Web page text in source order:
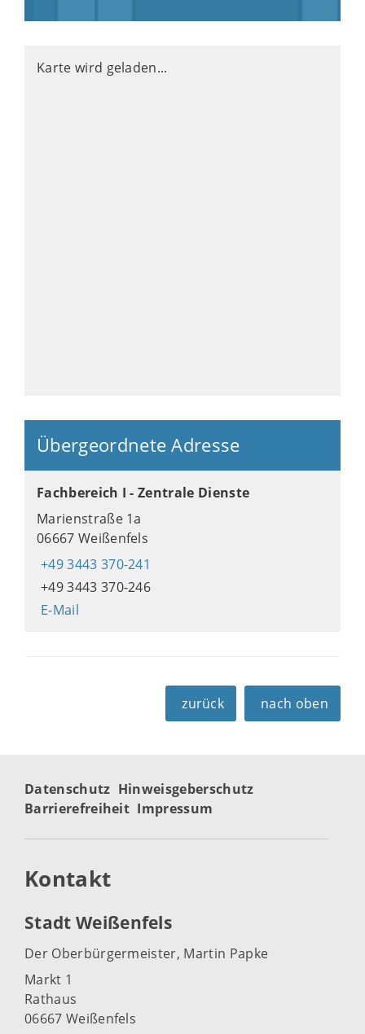
Karte wird geladen...
Übergeordnete Adresse
Fachbereich I - Zentrale Dienste
Marienstraße 1a
06667 Weißenfels
+49 3443 370-241
+49 3443 370-246
E-Mail
zurück nach oben
Datenschutz Hinweisgeberschutz
Barrierefreiheit Impressum
Kontakt
Stadt Weißenfels
Der Oberbürgermeister, Martin Papke
Markt 1
Rathaus
06667 Weißenfels